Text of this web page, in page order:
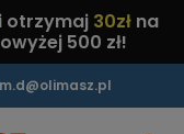
i otrzymaj 30złna
500 zł!
m.d@olimasz.pl